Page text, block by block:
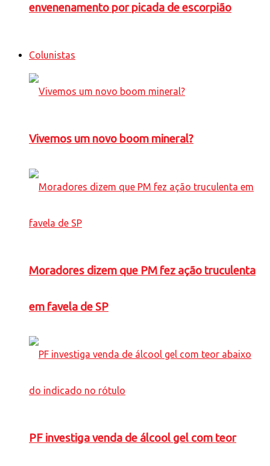
envenenamento por picada de escorpião
Colunistas
Vivemos um novo boom mineral?
Moradores dizem que PM fez ação truculenta
em favela de SP
PF investiga venda de álcool gel com teor